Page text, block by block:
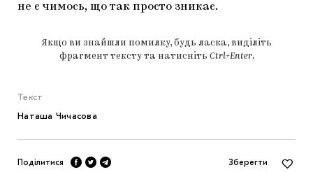
не є чимось, що так просто зникає.
Якщо ви знайшли помилку, будь ласка, виділіть
фрагмент тексту та натисніть Ctrl+Enter.
Текст
Наташа Чичасова
Поділитися Зберегти